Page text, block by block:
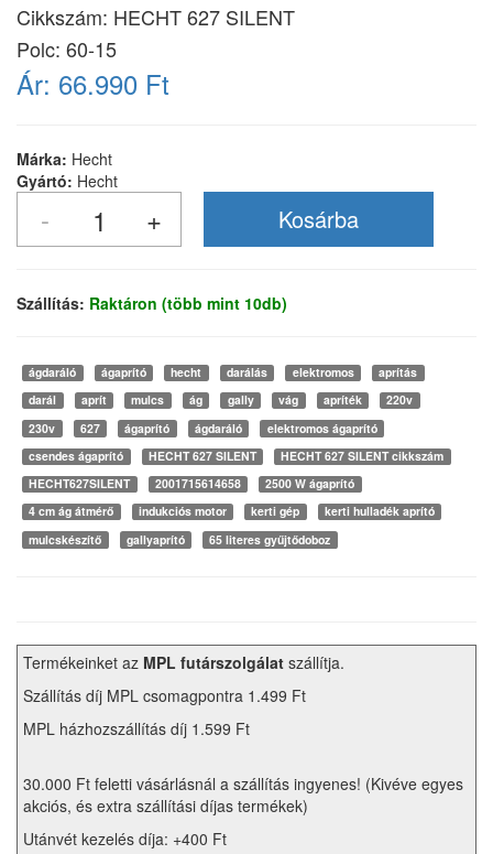
Cikkszám: HECHT 627 SILENT
Polc: 60-15
Ár: 66.990 Ft
Márka: Hecht
Gyártó: Hecht
Szállítás: Raktáron (több mint 10db)
ágdaráló ágaprító hecht darálás elektromos
aprítás
darál
aprít mulcs ág gally vág apríték
220v
230v
627 ágaprító ágdaráló
elektromos ágaprító
csendes ágaprító
HECHT 627 SILENT
HECHT 627 SILENT cikkszám
HECHT627SILENT
2001715614658
2500 W ágaprító
4 cm ág átmérő
indukciós motor kerti gép
kerti hulladék aprító
mulcskészítő
gallyaprító 65 literes gyűjtődoboz
Termékeinket az MPL futárszolgálat szállítja.
Szállítás díj MPL csomagpontra 1.499 Ft
MPL házhozszállítás díj 1.599 Ft
30.000 Ft feletti vásárlásnál a szállítás ingyenes! (Kivéve egyes
akciós, és extra szállítási díjas termékek)
Utánvét kezelés díja: +400 Ft